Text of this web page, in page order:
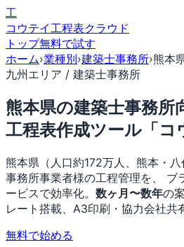
工
コウテイ工程表クラウド
トップ無料で試す
ホーム›業種別›建築士事務所›熊本
九州エリア / 建築士事務所
熊本県の建築士事務所
工程表作成ツール「コ
熊本県（人口約172万人、熊本・
事務所事業者様の工程管理を、 ブ
ービスで効率化。 数ヶ月〜数年の
レート搭載、A3印刷・協力会社共
無料で始める